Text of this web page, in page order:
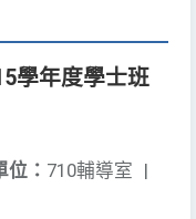
學年度學士班
位： 710輔導室 |